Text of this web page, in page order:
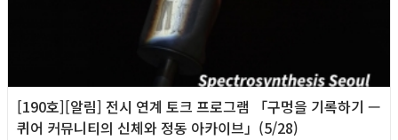
[190호][알림] 전시 연계 토크 프로그램 「구멍을 기록하기 —
퀴어 커뮤니티의 신체와 정동 아카이브」(5/28)